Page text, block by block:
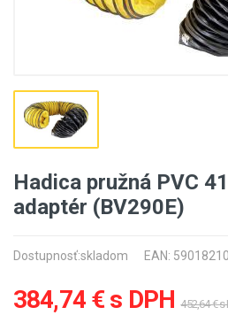
Hadica pružná PVC
adaptér (BV290E)
Dostupnosť:skladom EAN:
384,74 € s DPH 452,64 € s